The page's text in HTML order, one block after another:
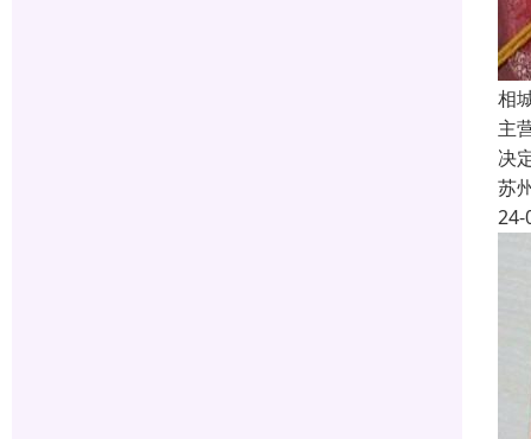
相
主
决
苏
24-